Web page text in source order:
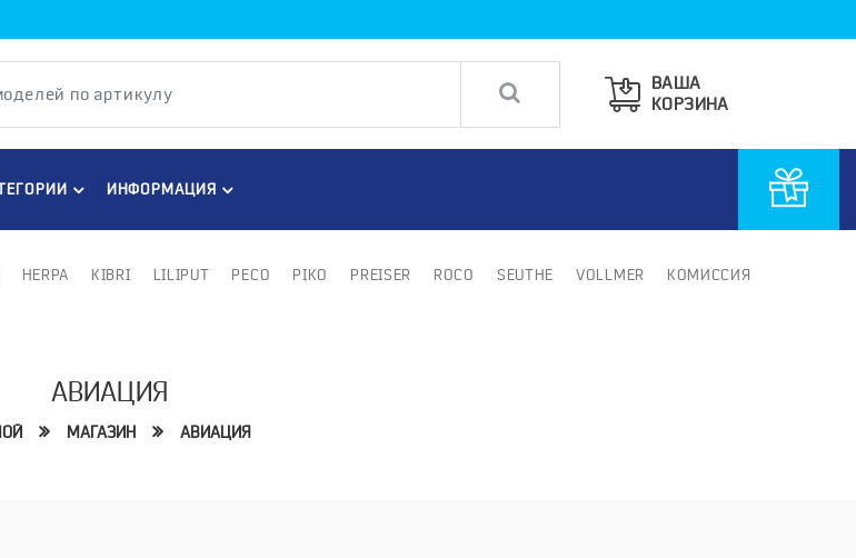
ВАША
КОРЗИНА
ИНФОРМАЦИЯ
HERPA KIBRI LILIPUT PECO PIKO PREISER ROCO SEUTHE VOLLMER КОМИССИЯ
АВИАЦИЯ
МАГАЗИН АВИАЦИЯ